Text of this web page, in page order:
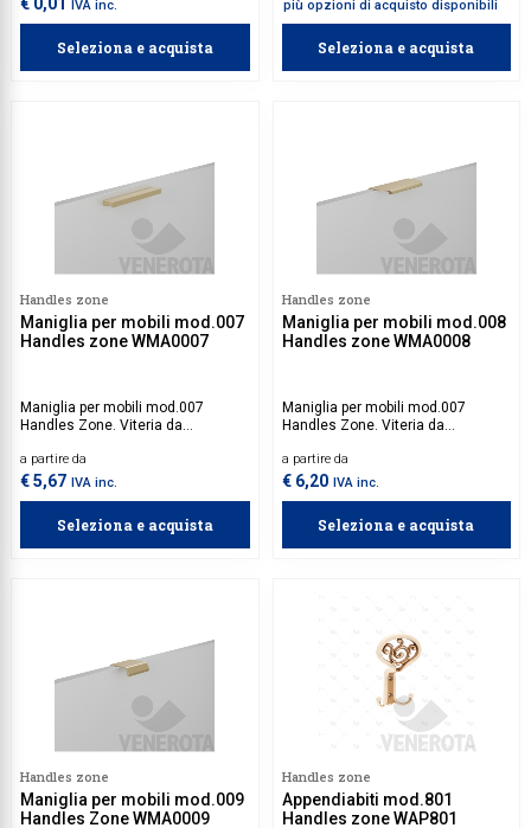
€ 0,01 IVA inc.
Seleziona e acquista
più opzioni di acquisto disponibili
Seleziona e acquista
Handles zone
Maniglia per mobili mod.007
Handles zone WMA0007
Maniglia per mobili mod.007
Handles Zone. Viteria da
a partire da
€ 5,67 IVA inc.
Seleziona e acquista
Handles zone
Maniglia per mobili mod.008
Handles zone WMA0008
Maniglia per mobili mod.007
Handles Zone. Viteria da
a partire da
€ 6,20 IVA inc.
Seleziona e acquista
Handles zone
Maniglia per mobili mod.009
Handles Zone WMA0009
Handles zone
Appendiabiti mod.801
Handles zone WAP801